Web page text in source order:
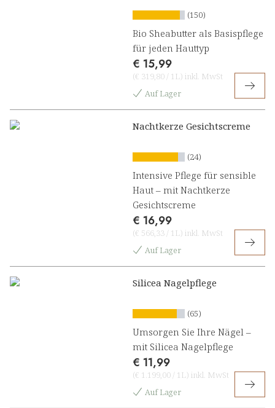
(150)
Bio Sheabutter als Basispflege
für jeden Hauttyp
€ 15,99
(€ 319,80 / 1L) inkl. MwSt
Auf Lager
Nachtkerze Gesichtscreme
(24)
Intensive Pflege für sensible
Haut – mit Nachtkerze
Gesichtscreme
€ 16,99
(€ 566,33 / 1L) inkl. MwSt
Auf Lager
Silicea Nagelpflege
(65)
Umsorgen Sie Ihre Nägel –
mit Silicea Nagelpflege
€ 11,99
(€ 1.199,00 / 1L) inkl. MwSt
Auf Lager